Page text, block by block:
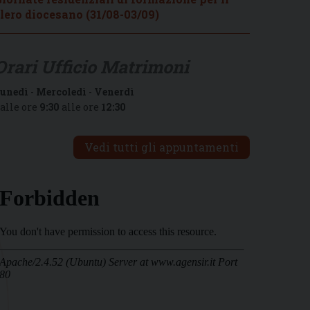
diocesano (31/08-03/09)
- Mercoledì - Venerdì
ore 9:30 alle ore 12:30
Vedi tutti gli appuntamenti